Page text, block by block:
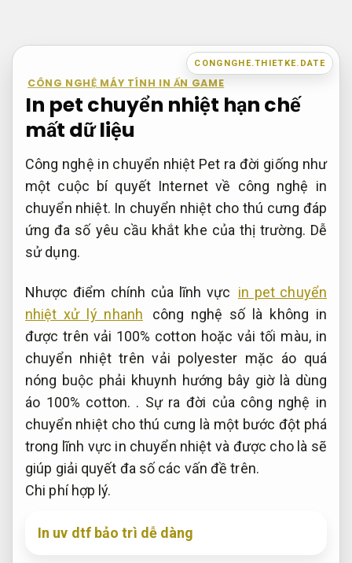
nội
dung
CONGNGHE.THIETKE.DATE
CÔNG NGHỆ MÁY TÍNH IN ẤN GAME
In pet chuyển nhiệt hạn chế
mất dữ liệu
Công nghệ in chuyển nhiệt Pet ra đời giống như
một cuộc bí quyết Internet về công nghệ in
chuyển nhiệt. In chuyển nhiệt cho thú cưng đáp
ứng đa số yêu cầu khắt khe của thị trường. Dễ
sử dụng.
Nhược điểm chính của lĩnh vực in pet chuyển
nhiệt xử lý nhanh
công nghệ số là không in
được trên vải 100% cotton hoặc vải tối màu, in
chuyển nhiệt trên vải polyester mặc áo quá
nóng buộc phải khuynh hướng bây giờ là dùng
áo 100% cotton. . Sự ra đời của công nghệ in
chuyển nhiệt cho thú cưng là một bước đột phá
trong lĩnh vực in chuyển nhiệt và được cho là sẽ
giúp giải quyết đa số các vấn đề trên.
Chi phí hợp lý.
In uv dtf bảo trì dễ dàng